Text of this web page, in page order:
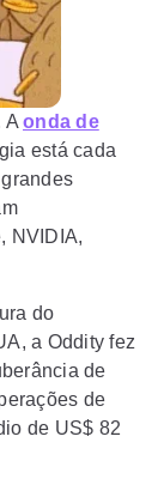
A onda de
está cada
NVIDIA,
do
a Oddity fez
de
de
de US$ 82